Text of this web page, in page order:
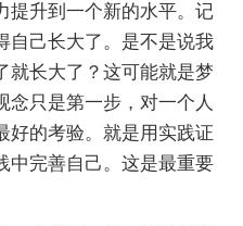
提升到一个新的水平。记
自己长大了。是不是说我
就长大了？这可能就是梦
念只是第一步，对一个人
好的考验。就是用实践证
中完善自己。这是最重要